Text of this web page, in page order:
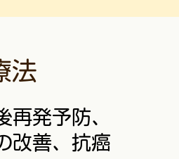
法
再発予防、
改善、抗癌